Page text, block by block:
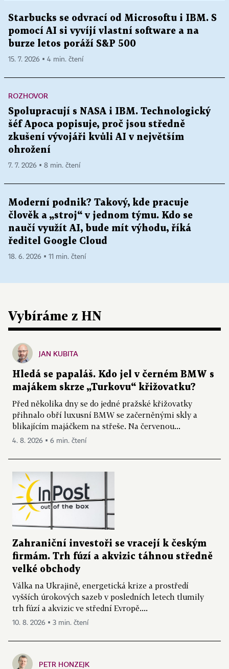
Starbucks se odvrací od Microsoftu i IBM. S
pomocí AI si vyvíjí vlastní software a na
burze letos poráží S&P 500
15. 7. 2026 ▪ 4 min. čtení
ROZHOVOR
Spolupracují s NASA i IBM. Technologický
šéf Apoca popisuje, proč jsou středně
zkušení vývojáři kvůli AI v největším
ohrožení
7. 7. 2026 ▪ 8 min. čtení
Moderní podnik? Takový, kde pracuje
člověk a „stroj“ v jednom týmu. Kdo se
naučí využít AI, bude mít výhodu, říká
ředitel Google Cloud
18. 6. 2026 ▪ 11 min. čtení
Vybíráme z HN
JAN KUBITA
Hledá se papaláš. Kdo jel v černém BMW s
majákem skrze „Turkovu“ křižovatku?
Před několika dny se do jedné pražské křižovatky
přihnalo obří luxusní BMW se začerněnými skly a
blikajícím majáčkem na střeše. Na červenou...
4. 8. 2026 ▪ 6 min. čtení
Zahraniční investoři se vracejí k českým
firmám. Trh fúzí a akvizic táhnou středně
velké obchody
Válka na Ukrajině, energetická krize a prostředí
vyšších úrokových sazeb v posledních letech tlumily
trh fúzí a akvizic ve střední Evropě....
10. 8. 2026 ▪ 3 min. čtení
PETR HONZEJK